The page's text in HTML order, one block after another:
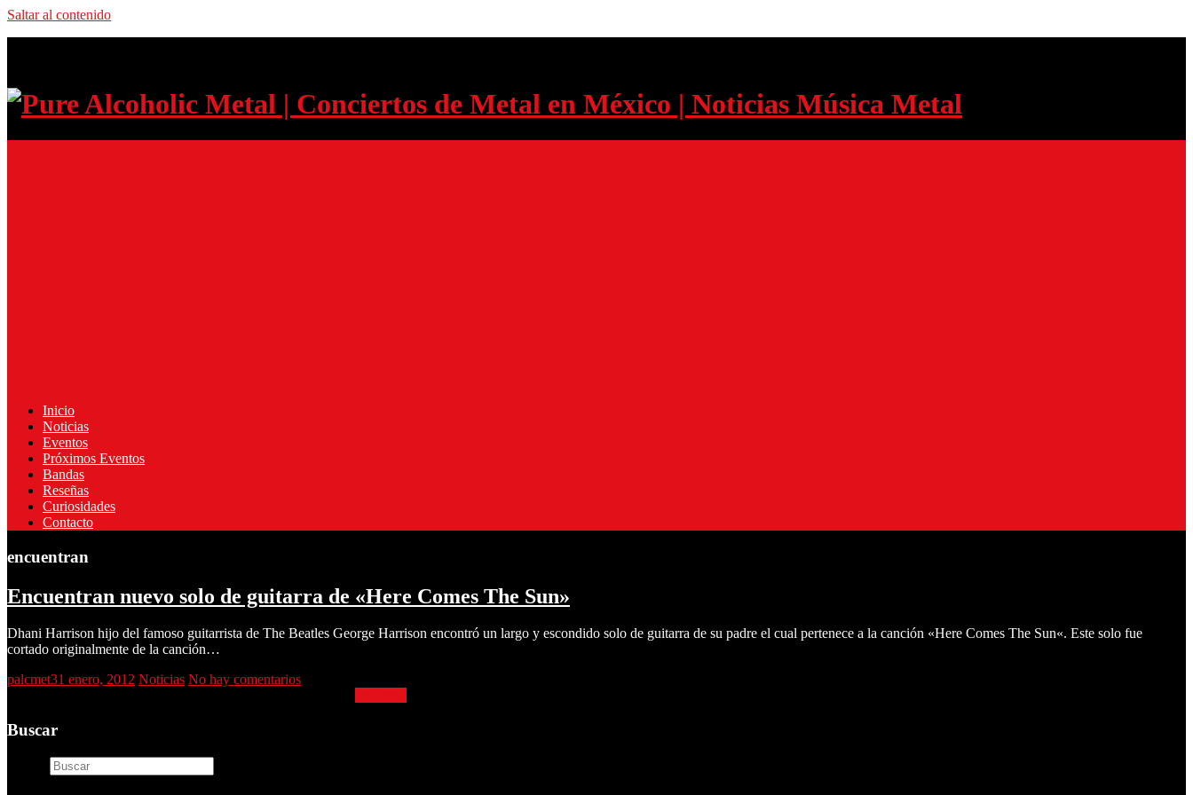
Saltar al contenido
Inicio
Noticias
Eventos
Próximos Eventos
Bandas
Reseñas
Curiosidades
Contacto
encuentran
Encuentran nuevo solo de guitarra de «Here Comes The Sun»
Dhani Harrison hijo del famoso guitarrista de The Beatles George Harrison encontró un largo y escondido solo de guitarra de su padre el cual pertenece a la canción «Here Comes The Sun«. Este solo fue
cortado originalmente de la canción…
palcmet31 enero, 2012 Noticias No hay comentarios
Buscar